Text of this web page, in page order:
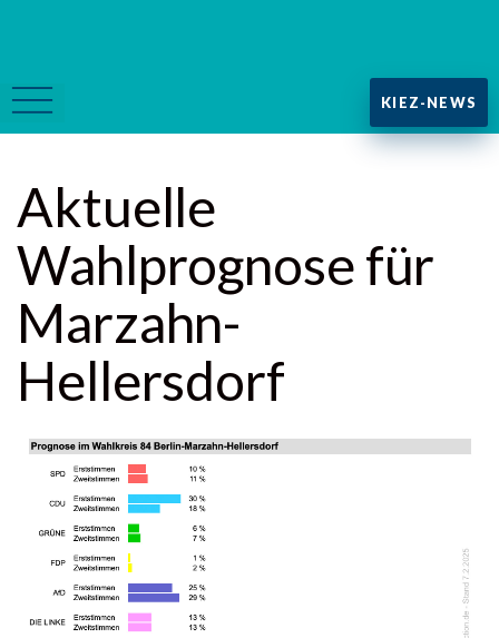
KIEZ-NEWS
Aktuelle
Wahlprognose für
Marzahn-
Hellersdorf